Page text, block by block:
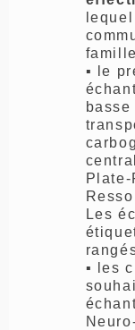
▪ le
Plate-
Les
▪ les